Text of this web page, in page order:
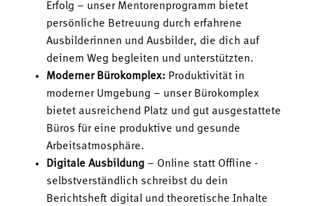
Erfolg – unser Mentorenprogramm bietet
persönliche Betreuung durch erfahrene
Ausbilderinnen und Ausbilder, die dich auf
deinem Weg begleiten und unterstützten.
Moderner Bürokomplex: Produktivität in
moderner Umgebung – unser Bürokomplex
bietet ausreichend Platz und gut ausgestattete
Büros für eine produktive und gesunde
Arbeitsatmosphäre.
Digitale Ausbildung – Online statt Offline -
selbstverständlich schreibst du dein
Berichtsheft digital und theoretische Inhalte